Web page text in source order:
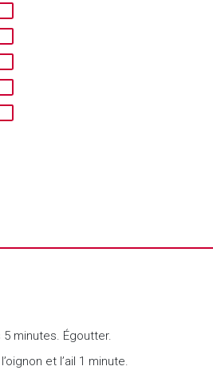
minutes. Égoutter.
et l’ail 1 minute.